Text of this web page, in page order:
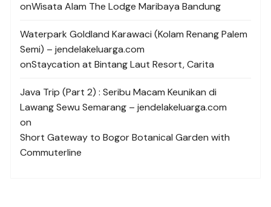
onWisata Alam The Lodge Maribaya Bandung
Waterpark Goldland Karawaci (Kolam Renang Palem
Semi) – jendelakeluarga.com
onStaycation at Bintang Laut Resort, Carita
Java Trip (Part 2) : Seribu Macam Keunikan di
Lawang Sewu Semarang – jendelakeluarga.com
on
Short Gateway to Bogor Botanical Garden with
Commuterline